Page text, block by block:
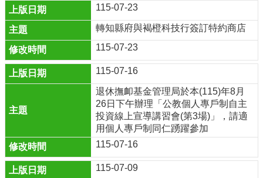
化
校
務
學
校
特
校
成
果
相
115-07-23
轉知縣府與褐橙科技行簽訂特約商店
115-07-23
115-07-16
退休撫卹基金管理局於本(115)年8月
26日下午辦理「公教個人專戶制自主
投資線上宣導講習會(第3場)」，請適
用個人專戶制同仁踴躍參加
115-07-16
115-07-09